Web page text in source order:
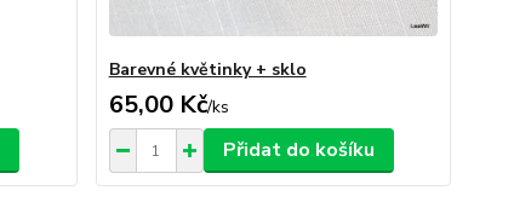
Barevné květinky + sklo
65,00 Kč/ks
Přidat do košíku